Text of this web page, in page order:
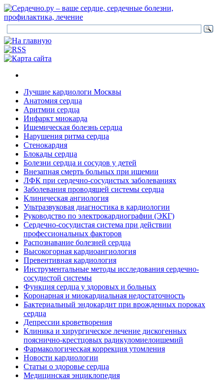
Лучшие кардиологи Москвы
Анатомия сердца
Аритмии сердца
Инфаркт миокарда
Ишемическая болезнь сердца
Нарушения ритма сердца
Стенокардия
Блокады сердца
Болезни сердца и сосудов у детей
Внезапная смерть больных при ишемии
ЛФК при сердечно-сосудистых заболеваниях
Заболевания проводящей системы сердца
Клиническая ангиология
Ультразвуковая диагностика в кардиологии
Руководство по электрокардиографии (ЭКГ)
Сердечно-сосудистая система при действии
профессиональных факторов
Распознавание болезней сердца
Высокогорная кардиоангиология
Превентивная кардиология
Инструментальные методы исследования сердечно-
сосудистой системы
Функция сердца у здоровых и больных
Коронарная и миокардиальная недостаточность
Бактериальный эндокардит при врожденных пороках
сердца
Депрессии кроветворения
Клиника и хирургическое лечение дискогенных
пояснично-крестцовых радикуломиелоишемий
Фармакологическая коррекция утомления
Новости кардиологии
Статьи о здоровье сердца
Медицинская энциклопедия